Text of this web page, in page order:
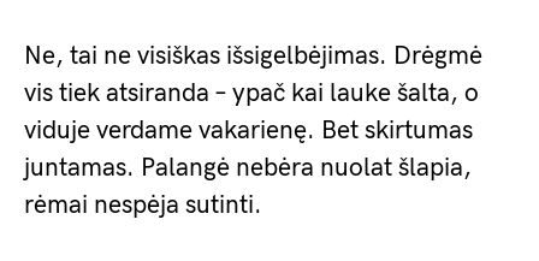
Ne, tai ne visiškas išsigelbėjimas. Drėgmė
vis tiek atsiranda – ypač kai lauke šalta, o
viduje verdame vakarienę. Bet skirtumas
juntamas. Palangė nebėra nuolat šlapia,
rėmai nespėja sutinti.